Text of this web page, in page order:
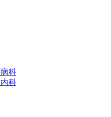
科
科